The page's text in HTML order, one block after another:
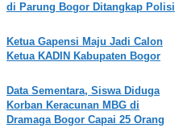
di Parung Bogor Ditangkap Polisi
Ketua Gapensi Maju Jadi Calon
Ketua KADIN Kabupaten Bogor
Data Sementara, Siswa Diduga
Korban Keracunan MBG di
Dramaga Bogor Capai 25 Orang